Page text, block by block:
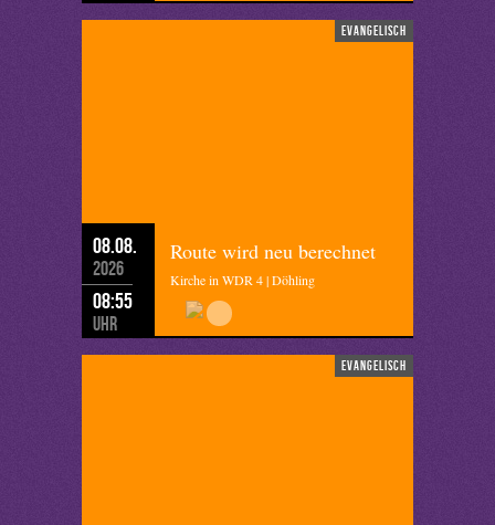
evangelisch
08.08.
2026
08:55
Uhr
Route wird neu berechnet
Kirche in WDR 4 | Döhling
evangelisch